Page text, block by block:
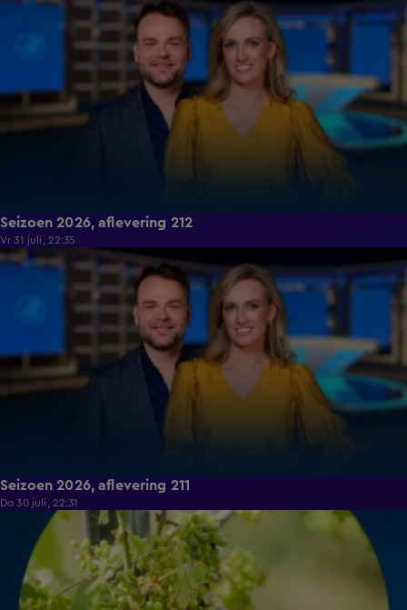
Seizoen 2026, aflevering 212
Vr 31 juli, 22:35
19:16
Seizoen 2026, aflevering 211
Do 30 juli, 22:31